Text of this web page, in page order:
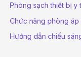
Phòng sạch thiết bị y
Chức năng phòng áp
Hướng dẫn chiếu